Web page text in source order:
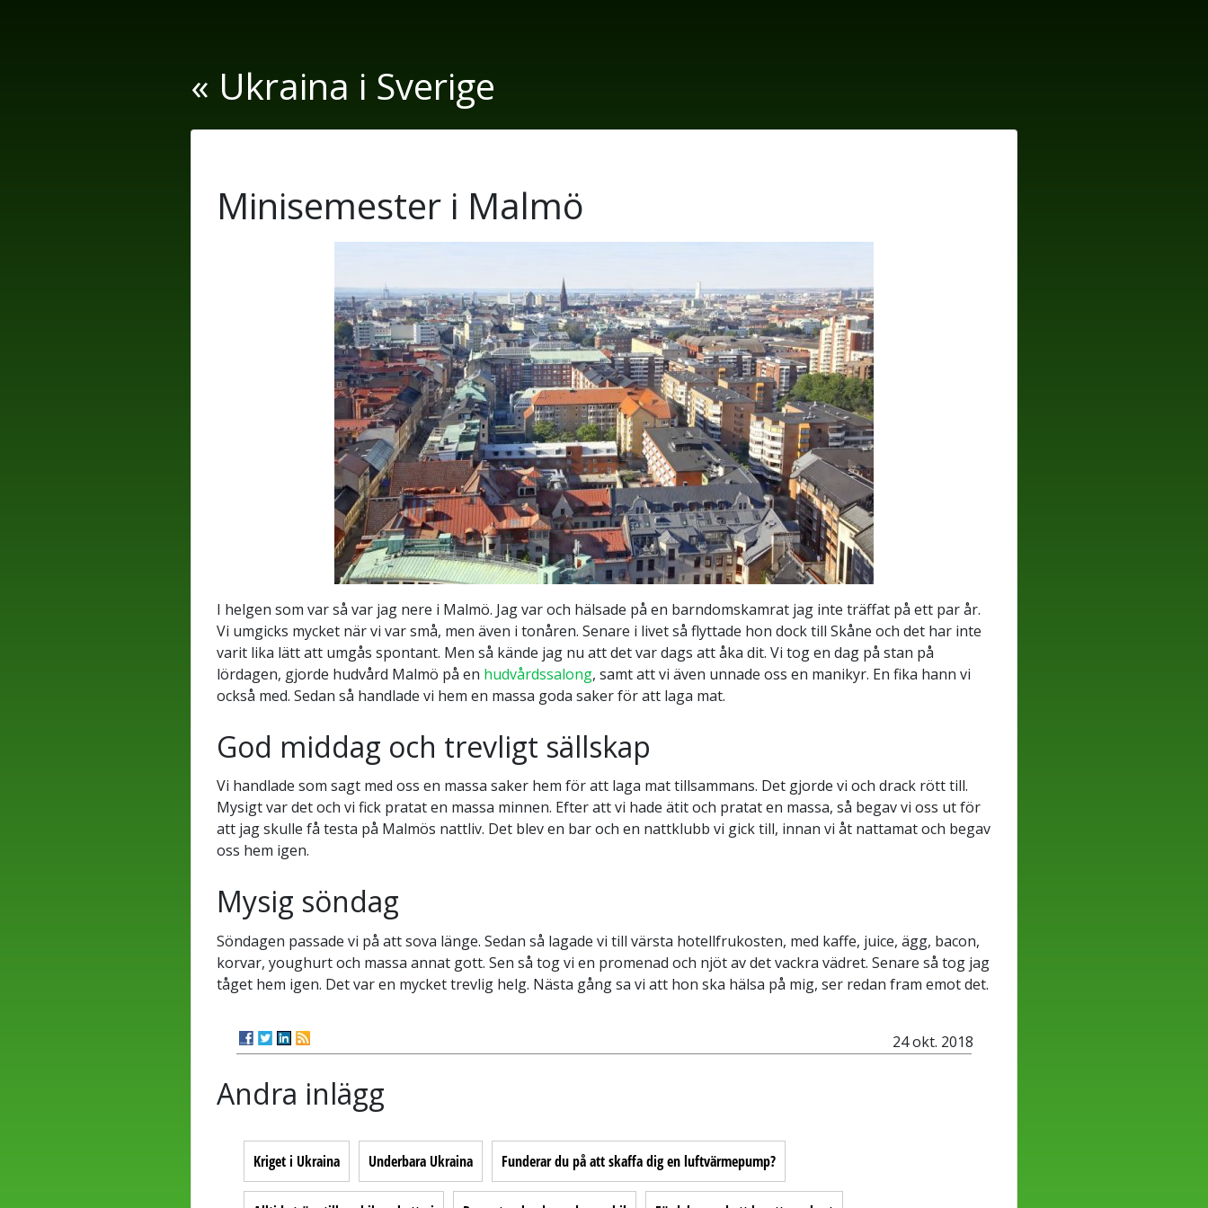
« Ukraina i Sverige
Minisemester i Malmö
I helgen som var så var jag nere i Malmö. Jag var och hälsade på en barndomskamrat jag inte träffat på ett par år.
Vi umgicks mycket när vi var små, men även i tonåren. Senare i livet så flyttade hon dock till Skåne och det har inte
varit lika lätt att umgås spontant. Men så kände jag nu att det var dags att åka dit. Vi tog en dag på stan på
lördagen, gjorde hudvård Malmö på en hudvårdssalong, samt att vi även unnade oss en manikyr. En fika hann vi
också med. Sedan så handlade vi hem en massa goda saker för att laga mat.
God middag och trevligt sällskap
Vi handlade som sagt med oss en massa saker hem för att laga mat tillsammans. Det gjorde vi och drack rött till.
Mysigt var det och vi fick pratat en massa minnen. Efter att vi hade ätit och pratat en massa, så begav vi oss ut för
att jag skulle få testa på Malmös nattliv. Det blev en bar och en nattklubb vi gick till, innan vi åt nattamat och begav
oss hem igen.
Mysig söndag
Söndagen passade vi på att sova länge. Sedan så lagade vi till värsta hotellfrukosten, med kaffe, juice, ägg, bacon,
korvar, youghurt och massa annat gott. Sen så tog vi en promenad och njöt av det vackra vädret. Senare så tog jag
tåget hem igen. Det var en mycket trevlig helg. Nästa gång sa vi att hon ska hälsa på mig, ser redan fram emot det.
24 okt. 2018
Andra inlägg
Kriget i Ukraina Underbara Ukraina Funderar du på att skaffa dig en luftvärmepump?